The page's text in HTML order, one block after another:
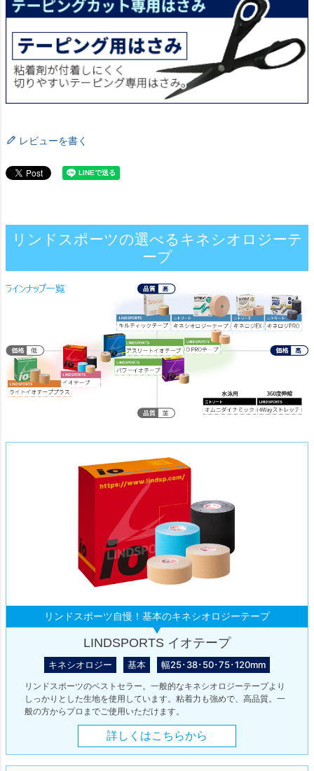
レビューを書く
リンドスポーツの選べるキネシオロジーテ
ープ
リンドスポーツ自慢！基本のキネシオロジーテープ
LINDSPORTS イオテープ
キネシオロジー 基本 幅25･38･50･75･120mm
リンドスポーツのベストセラー。一般的なキネシオロジーテープより
しっかりとした生地を使用しています。粘着力も強めで、高品質。一
般の方からプロまでご使用いただけます。
詳しくはこちらから